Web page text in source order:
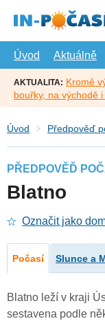
hlavní
Úvod
Aktuálně
AKTUALITA: Kromě
bouřky, na východě
Úvod Předpověď
PŘEDPOVĚĎ
Blatno
Označit jako
Počasí Slunce a
Blatno leží v kraji
sestavena podle